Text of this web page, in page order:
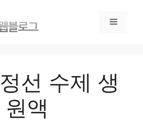
선 수제 생
액